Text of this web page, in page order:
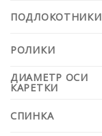
ПОДЛОКОТНИКИ
РОЛИКИ
ДИАМЕТР ОСИ
КАРЕТКИ
СПИНКА